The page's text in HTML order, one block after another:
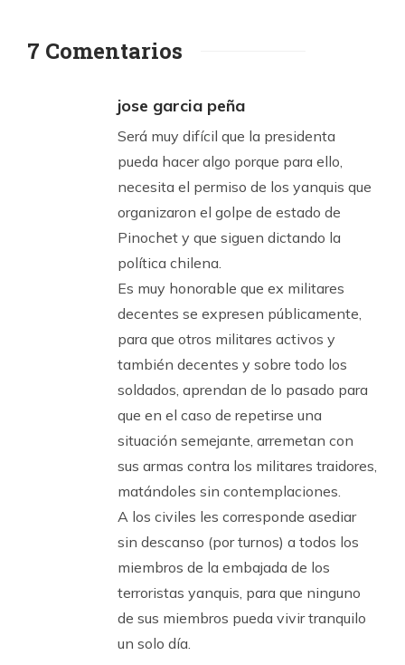
7 Comentarios
jose garcia peña
Será muy difícil que la presidenta
pueda hacer algo porque para ello,
necesita el permiso de los yanquis que
organizaron el golpe de estado de
Pinochet y que siguen dictando la
política chilena.
Es muy honorable que ex militares
decentes se expresen públicamente,
para que otros militares activos y
también decentes y sobre todo los
soldados, aprendan de lo pasado para
que en el caso de repetirse una
situación semejante, arremetan con
sus armas contra los militares traidores,
matándoles sin contemplaciones.
A los civiles les corresponde asediar
sin descanso (por turnos) a todos los
miembros de la embajada de los
terroristas yanquis, para que ninguno
de sus miembros pueda vivir tranquilo
un solo día.